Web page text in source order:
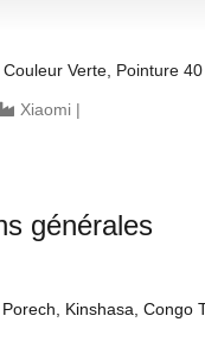
Verte, Pointure 40
Xiaomi |
générales
Porech, Kinshasa, Congo